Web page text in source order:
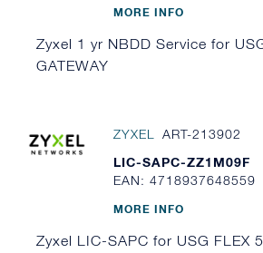
MORE INFO
Zyxel 1 yr NBDD Service for
GATEWAY
ZYXEL
ART-213902
LIC-SAPC-ZZ1M09F
EAN: 4718937648559
MORE INFO
Zyxel LIC-SAPC for USG FLEX